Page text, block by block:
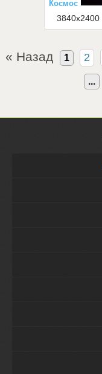
Космос
3840x2400
« Назад 1 2
...